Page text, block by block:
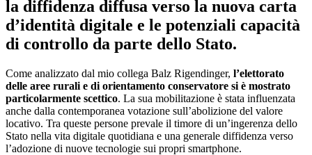
la diffidenza diffusa verso la nuova carta
d’identità digitale e le potenziali capacità
di controllo da parte dello Stato.
Come analizzato dal mio collega Balz Rigendinger, l’elettorato
delle aree rurali e di orientamento conservatore si è mostrato
particolarmente scettico. La sua mobilitazione è stata influenzata
anche dalla contemporanea votazione sull’abolizione del valore
locativo. Tra queste persone prevale il timore di un’ingerenza dello
Stato nella vita digitale quotidiana e una generale diffidenza verso
l’adozione di nuove tecnologie sui propri smartphone.